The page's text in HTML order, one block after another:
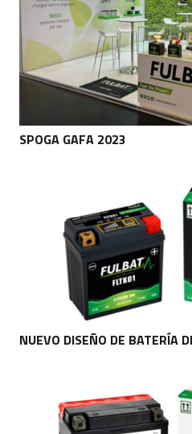
SPOGA GAFA 2023
NUEVO DISEÑO DE BATERÍA